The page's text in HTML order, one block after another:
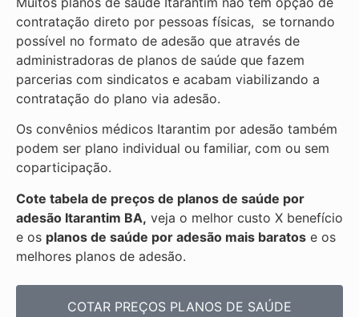
contratação direto por pessoas físicas, se tornando
possível no formato de adesão que através de
administradoras de planos de saúde que fazem
parcerias com sindicatos e acabam viabilizando a
contratação do plano via adesão.
Os convênios médicos Itarantim por adesão também
podem ser plano individual ou familiar, com ou sem
coparticipação.
Cote tabela de preços de planos de saúde por
adesão Itarantim BA, veja o melhor custo X benefício
e os planos de saúde por adesão mais baratos e os
melhores planos de adesão.
COTAR PREÇOS PLANOS DE SAÚDE